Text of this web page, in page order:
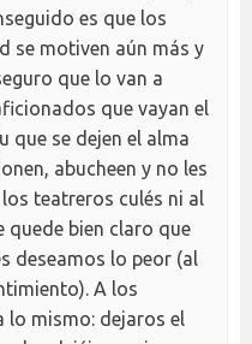
es que los
se motiven aún más y
que lo van a
que vayan el
que se dejen el alma
abucheen y no les
teatreros culés ni al
bien claro que
deseamos lo peor (al
A los
lo mismo: dejaros el